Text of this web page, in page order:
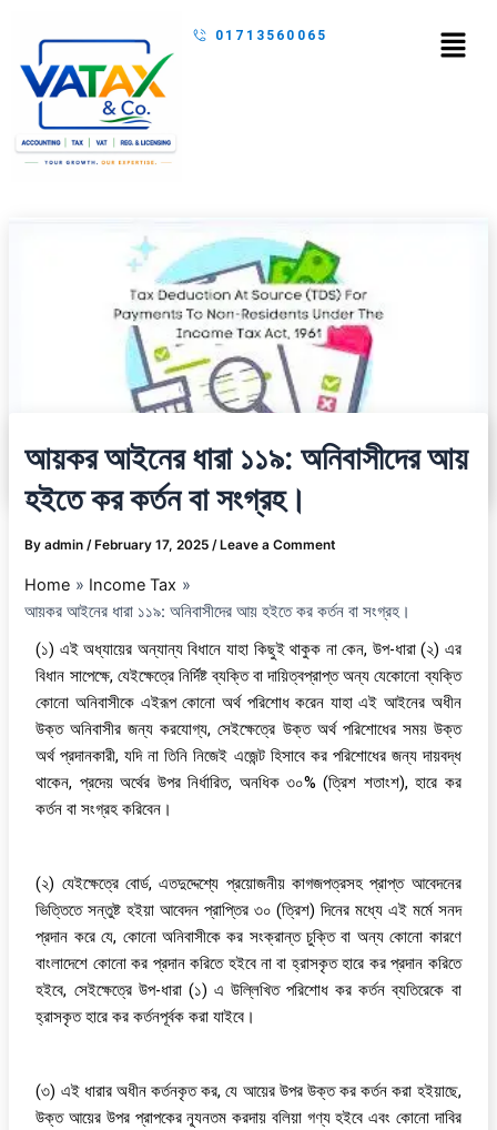
content
01713560065 Menu
আয়কর আইনের ধারা ১১৯: অনিবাসীদের আয়
হইতে কর কর্তন বা সংগ্রহ।
Byadmin /February 17, 2025 /Leave a Comment
Home
Income Tax
আয়কর আইনের ধারা ১১৯: অনিবাসীদের আয় হইতে কর কর্তন বা সংগ্রহ।
(১) এই অধ্যায়ের অন্যান্য বিধানে যাহা কিছুই থাকুক না কেন, উপ-ধারা (২) এর
বিধান সাপেক্ষে, যেইক্ষেত্রে নির্দিষ্ট ব্যক্তি বা দায়িত্বপ্রাপ্ত অন্য যেকোনো ব্যক্তি
কোনো অনিবাসীকে এইরূপ কোনো অর্থ পরিশোধ করেন যাহা এই আইনের অধীন
উক্ত অনিবাসীর জন্য করযোগ্য, সেইক্ষেত্রে উক্ত অর্থ পরিশোধের সময় উক্ত
অর্থ প্রদানকারী, যদি না তিনি নিজেই এজেন্ট হিসাবে কর পরিশোধের জন্য দায়বদ্ধ
থাকেন, প্রদেয় অর্থের উপর নির্ধারিত, অনধিক ৩০% (ত্রিশ শতাংশ), হারে কর
কর্তন বা সংগ্রহ করিবেন।
(২) যেইক্ষেত্রে বোর্ড, এতদুদ্দেশ্যে প্রয়োজনীয় কাগজপত্রসহ প্রাপ্ত আবেদনের
ভিত্তিতে সন্তুষ্ট হইয়া আবেদন প্রাপ্তির ৩০ (ত্রিশ) দিনের মধ্যে এই মর্মে সনদ
প্রদান করে যে, কোনো অনিবাসীকে কর সংক্রান্ত চুক্তি বা অন্য কোনো কারণে
বাংলাদেশে কোনো কর প্রদান করিতে হইবে না বা হ্রাসকৃত হারে কর প্রদান করিতে
হইবে, সেইক্ষেত্রে উপ-ধারা (১) এ উল্লিখিত পরিশোধ কর কর্তন ব্যতিরেকে বা
হ্রাসকৃত হারে কর কর্তনপূর্বক করা যাইবে।
(৩) এই ধারার অধীন কর্তনকৃত কর, যে আয়ের উপর উক্ত কর কর্তন করা হইয়াছে,
উক্ত আয়ের উপর প্রাপকের ন্যূনতম করদায় বলিয়া গণ্য হইবে এবং কোনো দাবির